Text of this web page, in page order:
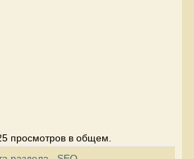
просмотров в общем.